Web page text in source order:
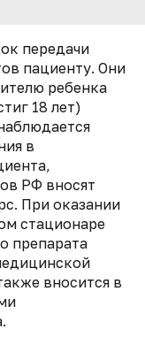
передачи
пациенту. Они
ребенка
18 лет)
в
РФ вносят
При оказании
стационаре
препарата
вносится в